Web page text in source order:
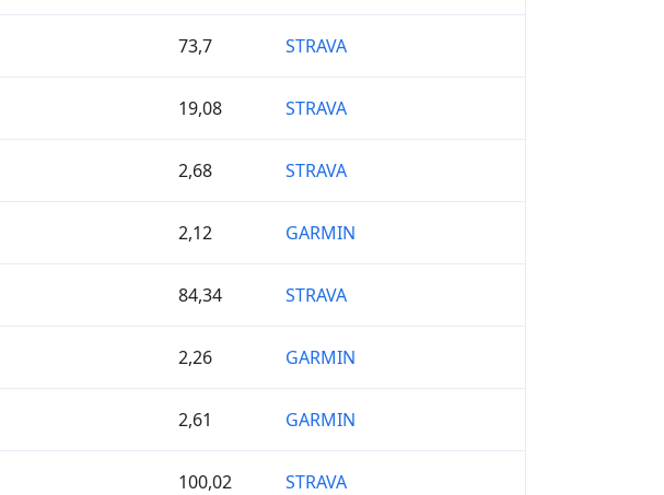
73,7 STRAVA
19,08 STRAVA
2,68 STRAVA
2,12 GARMIN
84,34 STRAVA
2,26 GARMIN
2,61 GARMIN
100,02 STRAVA